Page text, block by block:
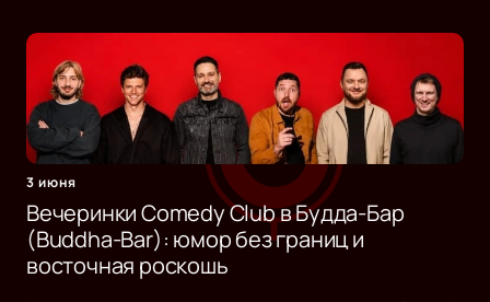
3 июня
Вечеринки Comedy Club в Будда-Бар
(Buddha-Bar): юмор без границ и
восточная роскошь